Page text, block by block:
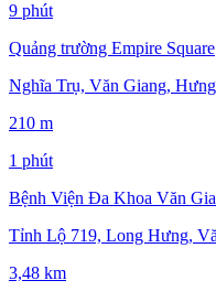
9 phút
Quảng trường Empire Square
Nghĩa Trụ, Văn Giang,
210 m
1 phút
Bệnh Viện Đa Khoa Văn
Tỉnh Lộ 719, Long Hưng,
3,48 km